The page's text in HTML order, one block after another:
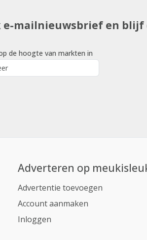
mailnieuwsbrief en
de hoogte van markten in
Adverteren op
Advertentie toevoegen
Account aanmaken
Inloggen